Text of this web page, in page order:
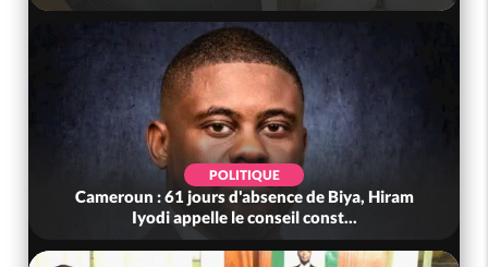
POLITIQUE
Cameroun : 61 jours d'absence de Biya, Hiram
Iyodi appelle le conseil const...